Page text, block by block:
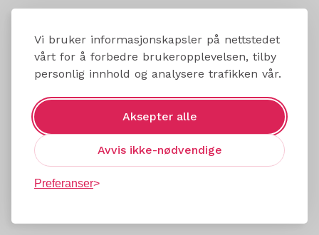
Vi bruker informasjonskapsler på nettstedet
vårt for å forbedre brukeropplevelsen, tilby
personlig innhold og analysere trafikken vår.
Aksepter alle
Avvis ikke-nødvendige
Preferanser